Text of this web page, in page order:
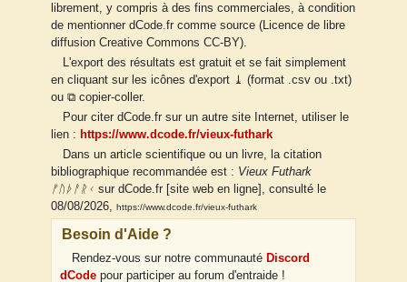
librement, y compris à des fins commerciales, à condition
de mentionner dCode.fr comme source (Licence de libre
diffusion Creative Commons CC-BY).
L'export des résultats est gratuit et se fait simplement
en cliquant sur les icônes d'export ⤓ (format .csv ou .txt)
ou ⧉ copier-coller.
Pour citer dCode.fr sur un autre site Internet, utiliser le
lien : https://www.dcode.fr/vieux-futhark
Dans un article scientifique ou un livre, la citation
bibliographique recommandée est : Vieux Futhark
ᚠᚢᚦᚨᚱᚲ sur dCode.fr [site web en ligne], consulté le
08/08/2026, https://www.dcode.fr/vieux-futhark
Besoin d'Aide ?
Rendez-vous sur notre communauté Discord
dCode pour participer au forum d'entraide !